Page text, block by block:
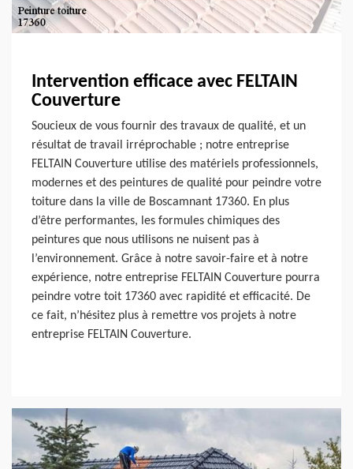
Intervention efficace avec FELTAIN
Couverture
Soucieux de vous fournir des travaux de qualité, et un
résultat de travail irréprochable ; notre entreprise
FELTAIN Couverture utilise des matériels professionnels,
modernes et des peintures de qualité pour peindre votre
toiture dans la ville de Boscamnant 17360. En plus
d’être performantes, les formules chimiques des
peintures que nous utilisons ne nuisent pas à
l’environnement. Grâce à notre savoir-faire et à notre
expérience, notre entreprise FELTAIN Couverture pourra
peindre votre toit 17360 avec rapidité et efficacité. De
ce fait, n’hésitez plus à remettre vos projets à notre
entreprise FELTAIN Couverture.